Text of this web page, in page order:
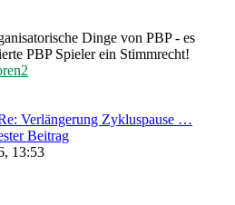
Dinge von PBP - es
PBP Spieler ein Stimmrecht!
Verlängerung Zykluspause …
Beitrag
13:53